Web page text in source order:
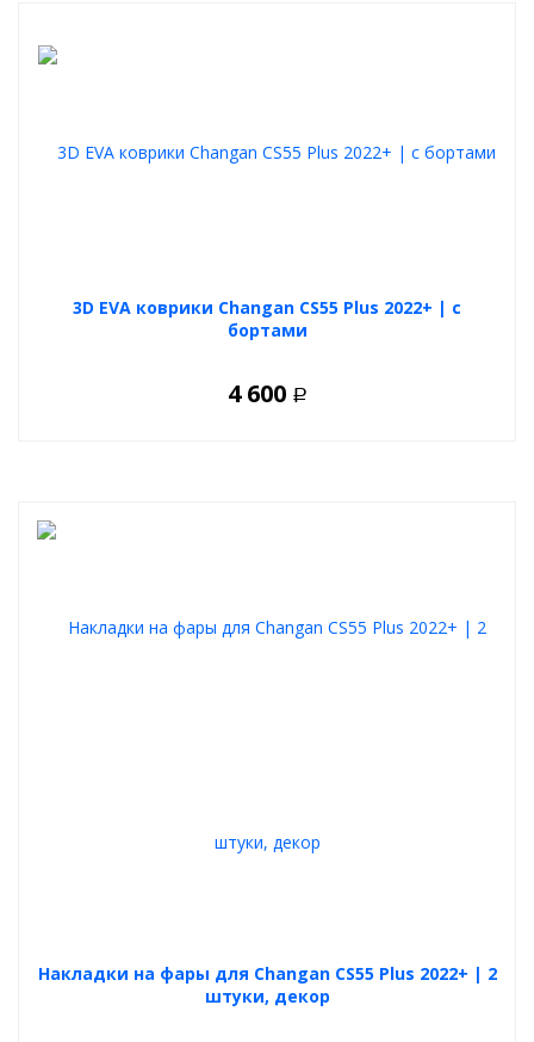
3D EVA коврики Changan CS55 Plus 2022+ | с
бортами
4 600 Р
Накладки на фары для Changan CS55 Plus 2022+ | 2
штуки, декор